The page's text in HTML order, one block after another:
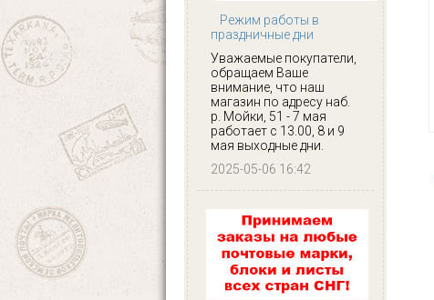
Режим работы в
праздничные дни
Уважаемые покупатели,
обращаем Ваше
внимание, что наш
магазин по адресу наб.
р. Мойки, 51 - 7 мая
работает с 13.00, 8 и 9
мая выходные дни.
2025-05-06 16:42